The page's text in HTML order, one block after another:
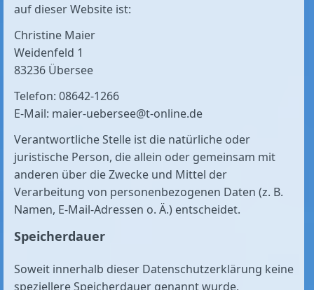
auf dieser Website ist:
Christine Maier
Weidenfeld 1
83236 Übersee
Telefon: 08642-1266
E-Mail: maier-uebersee@t-online.de
Verantwortliche Stelle ist die natürliche oder
juristische Person, die allein oder gemeinsam mit
anderen über die Zwecke und Mittel der
Verarbeitung von personenbezogenen Daten (z. B.
Namen, E-Mail-Adressen o. Ä.) entscheidet.
Speicherdauer
Soweit innerhalb dieser Datenschutzerklärung keine
speziellere Speicherdauer genannt wurde,